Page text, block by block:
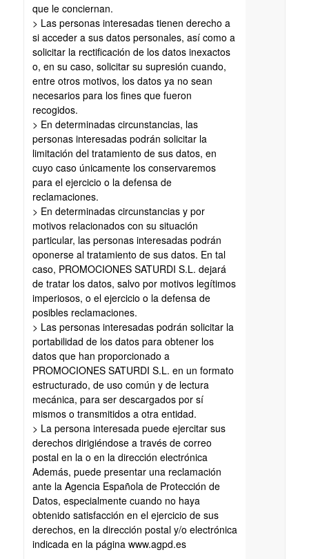
que le conciernan.
> Las personas interesadas tienen derecho a
si acceder a sus datos personales, así como a
solicitar la rectificación de los datos inexactos
o, en su caso, solicitar su supresión cuando,
entre otros motivos, los datos ya no sean
necesarios para los fines que fueron
recogidos.
> En determinadas circunstancias, las
personas interesadas podrán solicitar la
limitación del tratamiento de sus datos, en
cuyo caso únicamente los conservaremos
para el ejercicio o la defensa de
reclamaciones.
> En determinadas circunstancias y por
motivos relacionados con su situación
particular, las personas interesadas podrán
oponerse al tratamiento de sus datos. En tal
caso, PROMOCIONES SATURDI S.L. dejará
de tratar los datos, salvo por motivos legítimos
imperiosos, o el ejercicio o la defensa de
posibles reclamaciones.
> Las personas interesadas podrán solicitar la
portabilidad de los datos para obtener los
datos que han proporcionado a
PROMOCIONES SATURDI S.L. en un formato
estructurado, de uso común y de lectura
mecánica, para ser descargados por sí
mismos o transmitidos a otra entidad.
> La persona interesada puede ejercitar sus
derechos dirigiéndose a través de correo
postal en la o en la dirección electrónica
Además, puede presentar una reclamación
ante la Agencia Española de Protección de
Datos, especialmente cuando no haya
obtenido satisfacción en el ejercicio de sus
derechos, en la dirección postal y/o electrónica
indicada en la página www.agpd.es